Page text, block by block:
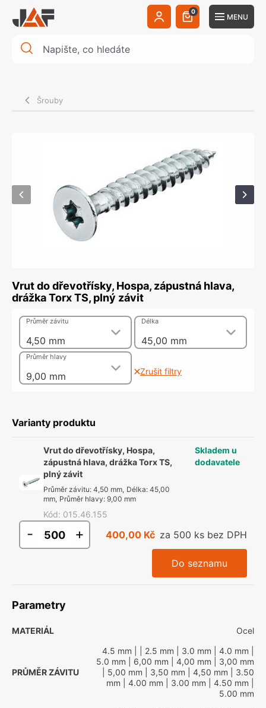
0
MENU
Šrouby
Vrut do dřevotřísky, Hospa, zápustná hlava,
drážka Torx TS, plný závit
4,50 mm
Průměr závitu
45,00 mm
Délka
9,00 mm
Průměr hlavy
Zrušit filtry
Varianty produktu
Vrut do dřevotřísky, Hospa,
zápustná hlava, drážka Torx TS,
plný závit
Průměr závitu:4,50 mm, Délka:45,00
mm, Průměr hlavy:9,00 mm
Kód: 015.46.155
Skladem u
dodavatele
- + 400,00 Kč za 500 ks bez DPH
Do seznamu
Parametry
MATERIÁL Ocel
PRŮMĚR ZÁVITU
4.5 mm | 2.5 mm | 3.0 mm | 4.0 mm
5.0 mm | 6,00 mm | 4,00 mm | 3,00 mm
| 5,00 mm | 3,50 mm | 4,50 mm | 3.50
mm | 4.00 mm | 3.00 mm | 4.50 mm
5.00 mm